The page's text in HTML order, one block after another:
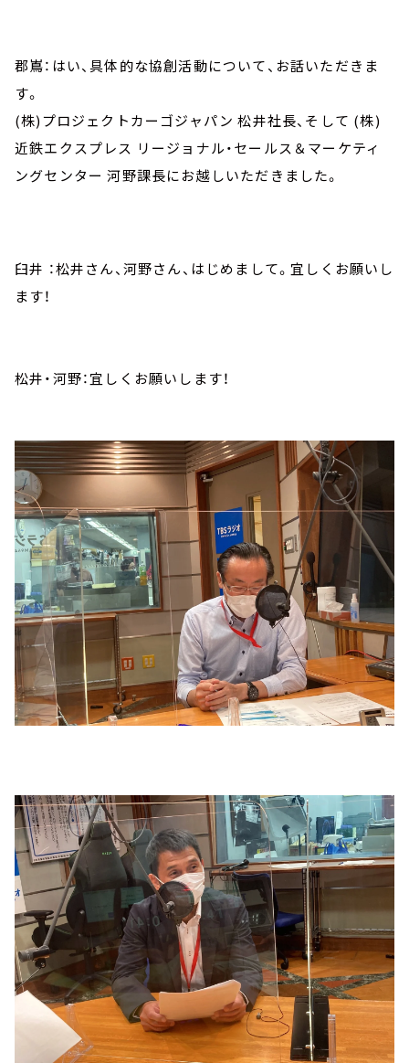
郡嶌：はい、具体的な協創活動について、お話いただきま
す。
(株)プロジェクトカーゴジャパン 松井社長、そして (株)
近鉄エクスプレス リージョナル・セールス＆マーケティ
ングセンター 河野課長にお越しいただきました。
臼井 ：松井さん、河野さん、はじめまして。宜しくお願いし
ます！
松井・河野：宜しくお願いします！